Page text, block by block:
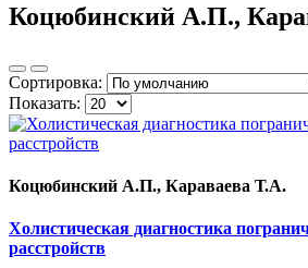
Коцюбинский А.П.,
Сортировка:
Показать:
Коцюбинский А.П., Караваева Т.А.
Холистическая диагностика
расстройств